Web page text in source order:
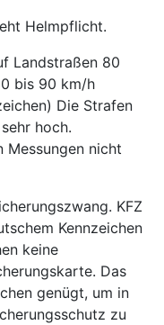
Helmpflicht.
Landstraßen 80
bis 90 km/h
Die Strafen
hoch.
Messungen nicht
KFZ
Kennzeichen
keine
Das
genügt, um in
zu